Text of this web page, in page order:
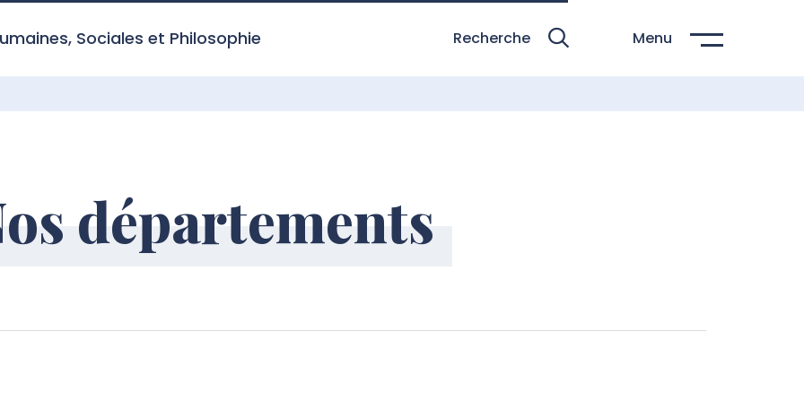
Sociales et Philosophie Recherche Menu
départements